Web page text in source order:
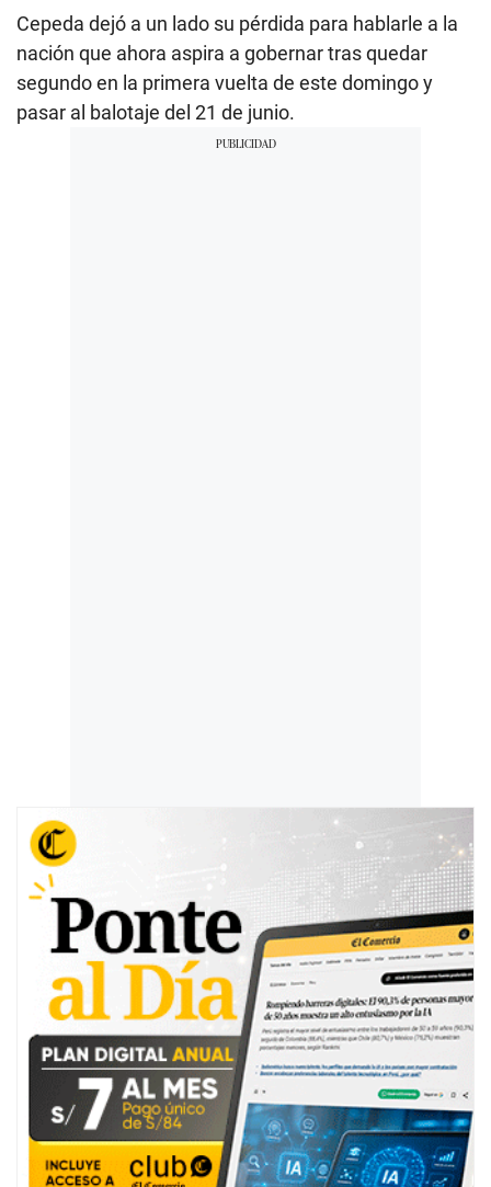
Cepeda dejó a un lado su pérdida para hablarle a la
nación que ahora aspira a gobernar tras quedar
segundo en la primera vuelta de este domingo y
pasar al balotaje del 21 de junio.